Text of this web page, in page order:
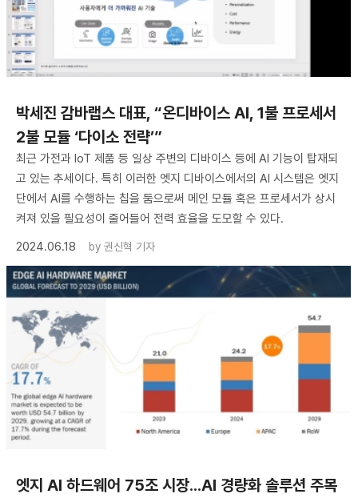
박세진 감바랩스 대표, “온디바이스 AI, 1불 프로세서
2불 모듈 ‘다이소 전략’”
최근 가전과 IoT 제품 등 일상 주변의 디바이스 등에 AI 기능이 탑재되
고 있는 추세이다. 특히 이러한 엣지 디바이스에서의 AI 시스템은 엣지
단에서 AI를 수행하는 칩을 둠으로써 메인 모듈 혹은 프로세서가 상시
켜져 있을 필요성이 줄어들어 전력 효율을 도모할 수 있다.
2024.06.18
by 권신혁 기자
엣지 AI 하드웨어 75조 시장...AI 경량화 솔루션 주목